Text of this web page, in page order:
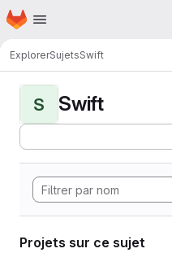
Passer au contenu principal
Page d'accueil
ExplorerSujetsSwift
S Swift
Projets sur ce sujet